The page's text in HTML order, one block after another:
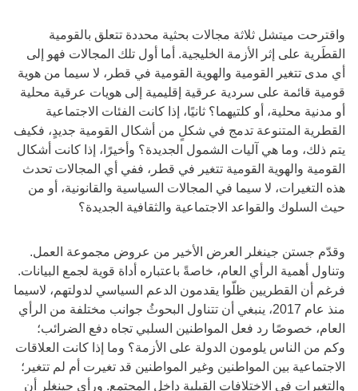
واقترحت ميتشل ثلاثة مجالات بحثية محددة تتعلق بالقومية
القطَرية على إثر الأزمة الخليجية. أما أول تلك المجالات فهو إلى
أي مدى تتغير القومية والهوية القومية في قطر، لا سيما من هوية
قومية قائمة على سردية عرقية إقليمية إلى هويات عرقية محلية
أو مدنية محلية، أو كلتيهما؟ ثانيًا، إذا كانت الفئات الاجتماعية
القطرية المتنوعة تدمج في شكلٍ من أشكال القومية جديدٍ، فكيف
يتم ذلك، وما هي آليات الشمول الجديدة؟ وأخيرًا، إذا كانت أشكال
القومية والهوية القومية تتغير في قطر، ففي أي المجالات تحدث
هذه التغيرات، لا سيما في المجالات السياسية والقانونية، أو من
حيث السلوك والقواعد الاجتماعية والثقافية الجديدة؟
وقدّم جستن جينغلر العرض الأخير من عروض مجموعة العمل.
وتناول أهمية الرأي العام، خاصةً باعتباره أداة قوية لجمع البيانات.
فرغم أن القطريين ظلّوا يقدمون الدعم السياسي لدولتهم، لاسيما
منذ عام 2017، ينبغي أن تتناول البحوثُ جوانب مختلفة من الرأي
العام، خصوصًا رد فعل المواطنين السلبي تجاه دفع الضرائب؛
وكم من الناس يلومون الدولة على الأزمة؟ وما إذا كانت العلاقات
الاجتماعية بين المواطنين وغير المواطنين قد تغيرت أم لم تتغير؛
والتغيرات في الاختلافات القبلية داخل المجتمع. ورأى جينغلر أن